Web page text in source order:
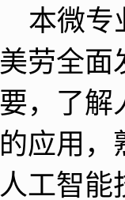
本微专
美劳全面
要，了解
的应用，
人工智能